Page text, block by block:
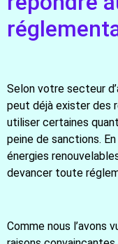
Selon votre secteur
peut déjà exister des
utiliser certaines
peine de sanctions.
énergies
devancer toute
Comme nous l’avons